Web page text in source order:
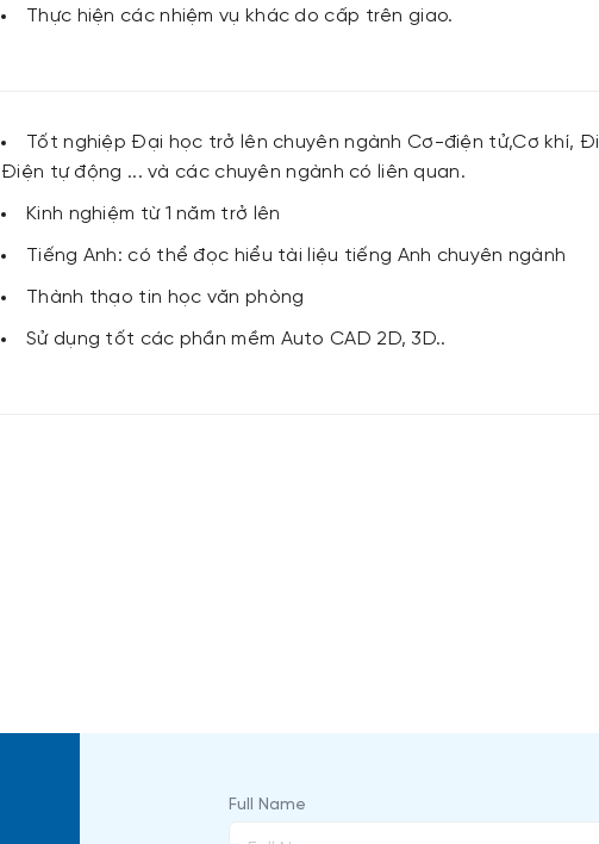
Thực hiện các nhiệm vụ khác do cấp trên giao.
Tốt nghiệp Đại học trở lên chuyên ngành Cơ-điện tử,Cơ khí,
Điện tự động ... và các chuyên ngành có liên quan.
Kinh nghiệm từ 1 năm trở lên
Tiếng Anh: có thể đọc hiểu tài liệu tiếng Anh chuyên ngành
Thành thạo tin học văn phòng
Sử dụng tốt các phần mềm Auto CAD 2D, 3D..
Full Name